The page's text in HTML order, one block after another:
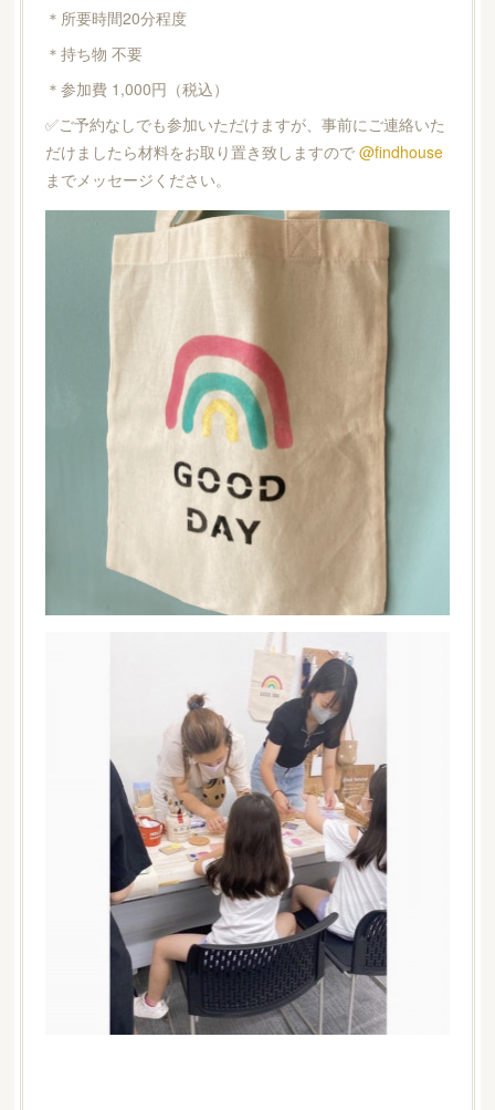
＊所要時間20分程度
＊持ち物 不要
＊参加費 1,000円（税込）
✅ご予約なしでも参加いただけますが、事前にご連絡いた
だけましたら材料をお取り置き致しますので @findhouse
までメッセージください。